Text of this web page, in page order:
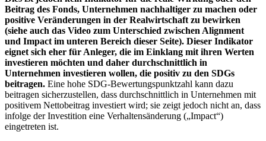
Beitrag des Fonds, Unternehmen nachhaltiger zu machen oder
positive Veränderungen in der Realwirtschaft zu bewirken
(siehe auch das Video zum Unterschied zwischen Alignment
und Impact im unteren Bereich dieser Seite). Dieser Indikator
eignet sich eher für Anleger, die im Einklang mit ihren Werten
investieren möchten und daher durchschnittlich in
Unternehmen investieren wollen, die positiv zu den SDGs
beitragen. Eine hohe SDG-Bewertungspunktzahl kann dazu
beitragen sicherzustellen, dass durchschnittlich in Unternehmen mit
positivem Nettobeitrag investiert wird; sie zeigt jedoch nicht an, dass
infolge der Investition eine Verhaltensänderung („Impact“)
eingetreten ist.